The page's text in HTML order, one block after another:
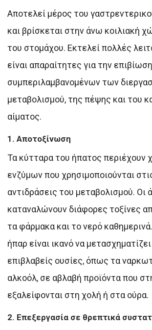
Αποτελεί μέρος του
και βρίσκεται στην άνω κοιλιακή
του στομάχου. Εκτελεί πολλές
είναι απαραίτητες για την
συμπεριλαμβανομένων των
μεταβολισμού, της πέψης και του
αίματος.
1. Αποτοξίνωση
Τα κύτταρα του ήπατος περιέχουν
ενζύμων που χρησιμοποιούνται
αντιδράσεις του μεταβολισμού. Οι
καταναλώνουν διάφορες τοξίνες
τα φάρμακα και το νερό
ήπαρ είναι ικανό να
επιβλαβείς ουσίες, όπως τα
αλκοόλ, σε αβλαβή προϊόντα που
εξαλείφονται στη χολή ή στα ούρα.
2. Επεξεργασία σε θρεπτικά